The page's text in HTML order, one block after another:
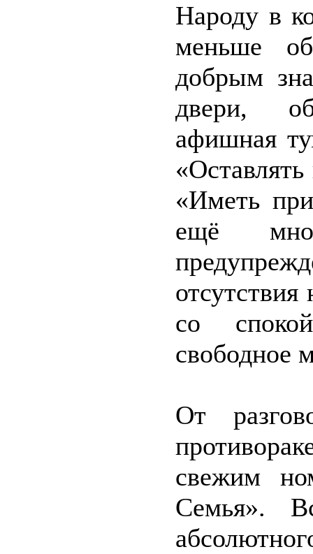
Народу в
меньше
добрым
двери,
афишная
«Иметь
ещё
со
свободное
От
свежим
Семья».